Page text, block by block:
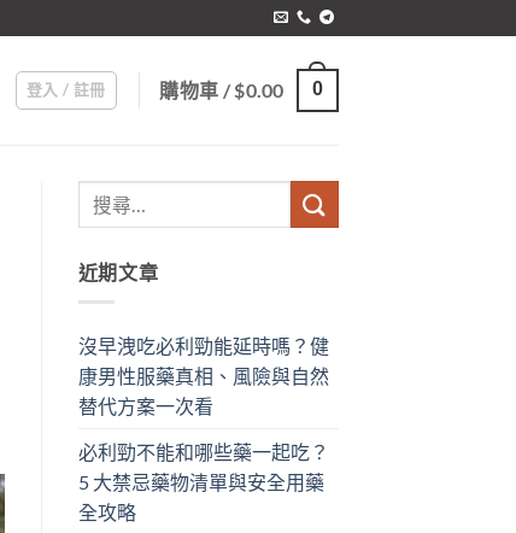
登入 / 註冊 購物車 /$0.00 0
近期文章
沒早洩吃必利勁能延時嗎？健
康男性服藥真相、風險與自然
替代方案一次看
必利勁不能和哪些藥一起吃？
5 大禁忌藥物清單與安全用藥
全攻略